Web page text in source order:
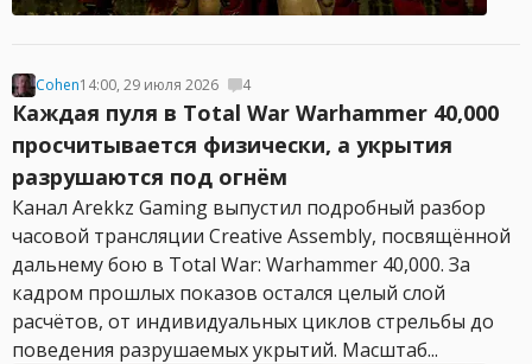
Cohen14:00, 29 июля 2026 4
Каждая пуля в Total War Warhammer 40,000
просчитывается физически, а укрытия
разрушаются под огнём
Канал Arekkz Gaming выпустил подробный разбор
часовой трансляции Creative Assembly, посвящённой
дальнему бою в Total War: Warhammer 40,000. За
кадром прошлых показов остался целый слой
расчётов, от индивидуальных циклов стрельбы до
поведения разрушаемых укрытий. Масштаб...